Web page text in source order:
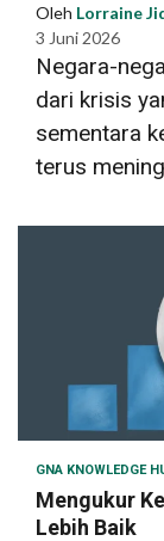
Oleh Lorraine
3 Juni 2026
Negara-
dari krisis
sementara
terus
GNA KNOWLEDGE
Mengukur
Lebih Baik